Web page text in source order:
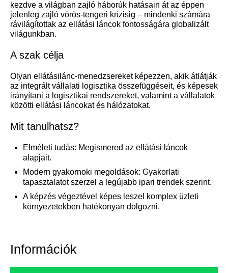
kezdve a világban zajló háborúk hatásain át az éppen
jelenleg zajló vörös-tengeri krízisig – mindenki számára
rávilágítottak az ellátási láncok fontosságára globalizált
világunkban.
A szak célja
Olyan ellátásilánc-menedzsereket képezzen, akik átlátják
az integrált vállalati logisztika összefüggéseit, és képesek
irányítani a logisztikai rendszereket, valamint a vállalatok
közötti ellátási láncokat és hálózatokat.
Mit tanulhatsz?
Elméleti tudás: Megismered az ellátási láncok
alapjait.
Modern gyakornoki megoldások: Gyakorlati
tapasztalatot szerzel a legújabb ipari trendek szerint.
A képzés végeztével képes leszel komplex üzleti
környezetekben hatékonyan dolgozni.
Információk